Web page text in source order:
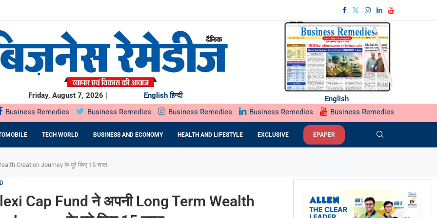
पब्लिक ऑफरिंग (IPO) सोमवार, 10 अगस्त, 2026 को खुलेगा
सार्वजनिक निर्गम सोमवार,...
MR. RAKSHIT SINGHAL ON...
सरकार के साथ...
PLAZA में...
प्रतिष्ठित राज्य...
ने...
Friday, August 7, 2026 | English हिन्दी
English
Business Remedies Business Remedies Business Remedies Business Remedies Business Remedies
TECH WORLD BUSINESS AND ECONOMY HEALTH AND LIFESTYLE EXCLUSIVE EPAPER
Creation Journey के पूरे किए 15 साल
Cap Fund ने अपनी Long Term Wealth